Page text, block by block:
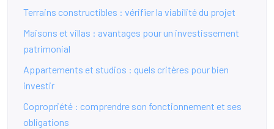
Terrains constructibles : vérifier la viabilité du projet
Maisons et villas : avantages pour un investissement
patrimonial
Appartements et studios : quels critères pour bien
investir
Copropriété : comprendre son fonctionnement et ses
obligations